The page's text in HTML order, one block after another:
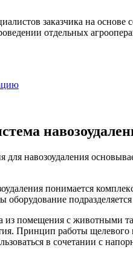
заказчика на
отдельных
для навозоудаления
понимается
из помещения с животными
Принцип работы щелевого
в сочетании с